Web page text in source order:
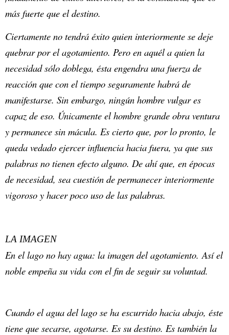
más fuerte que el destino.
Ciertamente no tendrá éxito quien interiormente se deje
quebrar por el agotamiento. Pero en aquél a quien la
necesidad sólo doblega, ésta engendra una fuerza de
reacción que con el tiempo seguramente habrá de
manifestarse. Sin embargo, ningún hombre vulgar es
capaz de eso. Únicamente el hombre grande obra ventura
y permanece sin mácula. Es cierto que, por lo pronto, le
queda vedado ejercer influencia hacia fuera, ya que sus
palabras no tienen efecto alguno. De ahí que, en épocas
de necesidad, sea cuestión de permanecer interiormente
vigoroso y hacer poco uso de las palabras.
LA IMAGEN
En el lago no hay agua: la imagen del agotamiento. Así el
noble empeña su vida con el fin de seguir su voluntad.
Cuando el agua del lago se ha escurrido hacia abajo, éste
tiene que secarse, agotarse. Es su destino. Es también la